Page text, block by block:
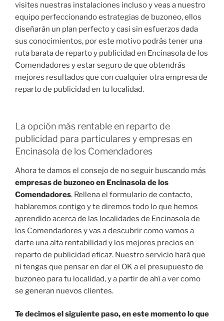
visites nuestras instalaciones incluso y veas a nuestro
equipo perfeccionando estrategias de buzoneo, ellos
diseñarán un plan perfecto y casi sin esfuerzos dada
sus conocimientos, por este motivo podrás tener una
ruta barata de reparto y publicidad en Encinasola de los
Comendadores y estar seguro de que obtendrás
mejores resultados que con cualquier otra empresa de
reparto de publicidad en tu localidad.
La opción más rentable en reparto de
publicidad para particulares y empresas en
Encinasola de los Comendadores
Ahora te damos el consejo de no seguir buscando más
empresas de buzoneo en Encinasola de los
Comendadores. Rellena el formulario de contacto,
hablaremos contigo y te diremos todo lo que hemos
aprendido acerca de las localidades de Encinasola de
los Comendadores y vas a descubrir como vamos a
darte una alta rentabilidad y los mejores precios en
reparto de publicidad eficaz. Nuestro servicio hará que
ni tengas que pensar en dar el OK a el presupuesto de
buzoneo para tu localidad, y a partir de ahí a ver como
se generan nuevos clientes.
Te decimos el siguiente paso, en este momento lo que